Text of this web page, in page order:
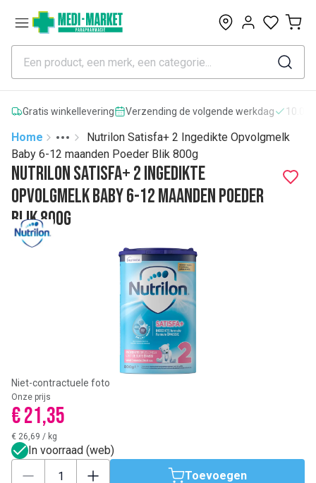
0
Gratis winkellevering Verzending de volgende werkdag
Home
More
Toggle menu
Nutrilon Satisfa+ 2 Ingedikte Opvolgmelk
Baby 6-12 maanden Poeder Blik 800g
Nutrilon Satisfa+ 2 Ingedikte
Opvolgmelk Baby 6-12 maanden Poeder
Blik 800g
Niet-contractuele foto
Onze prijs
€ 21,35
€ 26,69 / kg
In voorraad (web)
Toevoegen